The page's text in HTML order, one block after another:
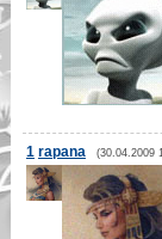
1 rapana (30.04.2009